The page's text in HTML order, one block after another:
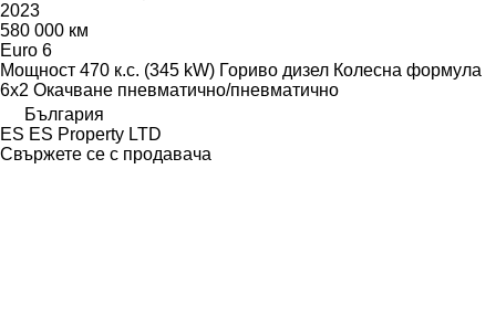
2023
580 000 км
Euro 6
Мощност 470 к.с. (345 kW) Гориво дизел Колесна формула
6x2 Окачване пневматично/пневматично
България
ES ES Property LTD
Свържете се с продавача